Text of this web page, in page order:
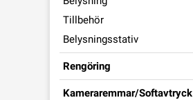
Tillbehör
Belysningsstativ
Rengöring
Kameraremmar/Softavtryck